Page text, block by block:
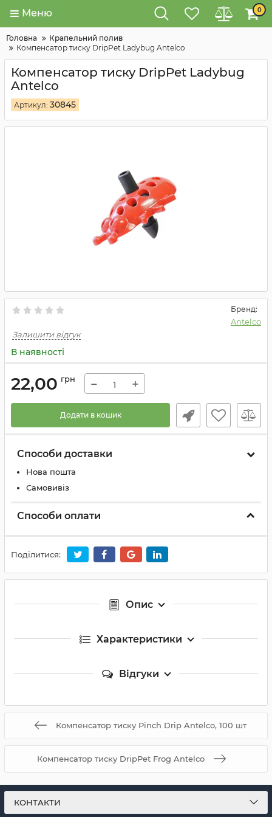
Меню 0
Головна
Крапельний полив
Компенсатор тиску DripPet Ladybug Antelco
Компенсатор тиску DripPet Ladybug
Antelco
Артикул: 30845
Бренд:
Antelco
Залишити відгук
В наявності
22,00 грн − +
Додати в кошик
Способи доставки
Нова пошта
Самовивіз
Способи оплати
Поділитися:
Опис
Характеристики
Відгуки
Компенсатор тиску Pinch Drip Antelco, 100 шт
Компенсатор тиску DripPet Frog Antelco
КОНТАКТИ